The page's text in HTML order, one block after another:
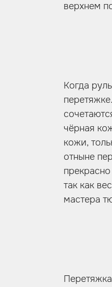
верхнем
Когда
чёрная
кожи,
отныне
так как
мастера